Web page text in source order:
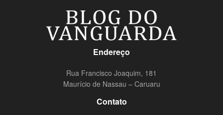
Endereço
Rua Francisco Joaquim, 181
Maurício de Nassau – Caruaru
Contato